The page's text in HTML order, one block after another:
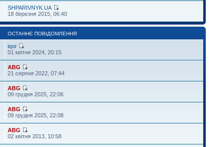
SHPARIVNYK.UA
18 березня 2015, 06:40
ОСТАННЄ ПОВІДОМЛЕННЯ
iqor
01 квітня 2024, 20:15
ABG
21 серпня 2022, 07:44
ABG
09 грудня 2025, 22:06
ABG
09 грудня 2025, 22:08
ABG
02 квітня 2013, 10:58